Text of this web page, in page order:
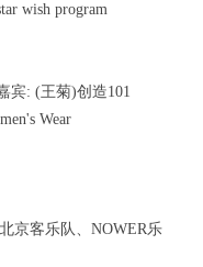
wish program
宾: (王菊)创造101
Wear
京客乐队、NOWER乐